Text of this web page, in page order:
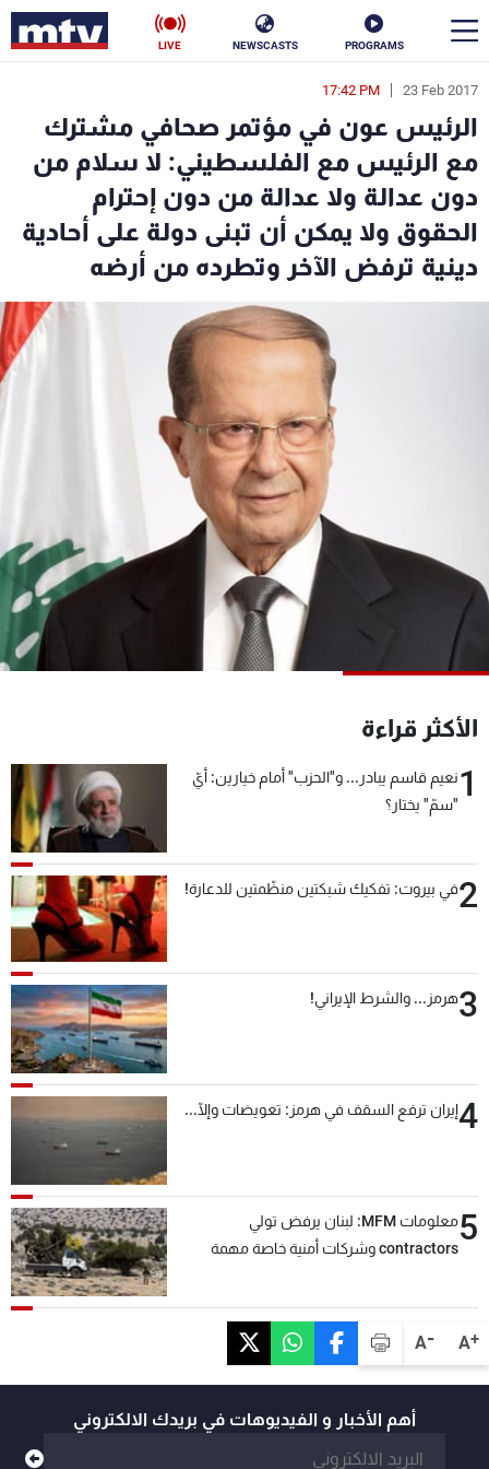
PROGRAMS
NEWSCASTS
LIVE
A+
A-
23 Feb 2017
17:42 PM
الرئيس عون في مؤتمر صحافي مشترك
مع الرئيس مع الفلسطيني: لا سلام من
دون عدالة ولا عدالة من دون إحترام
الحقوق ولا يمكن أن تبنى دولة على أحادية
دينية ترفض الآخر وتطرده من أرضه
الأكثر قراءة
1نعيم قاسم يبادر... و"الحزب" أمام خيارين: أيّ
"سمّ" يختار؟
2في بيروت: تفكيك شبكتين منظّمتين للدعارة!
3هرمز... والشرط الإيراني!
4إيران ترفع السقف في هرمز: تعويضات وإلّا...
5
معلومات MFM: لبنان يرفض تولي
contractors وشركات أمنية خاصة مهمة
أهم الأخبار و الفيديوهات في بريدك الالكتروني
en
الأخبار
سياسة ناس
إقتصاد فن
منوعات رياضة
الترددات
عن MTV
الإنـتـاج
لاعلاناتكم
وظائف
تواصل معنا
شروط الإسـتخدام